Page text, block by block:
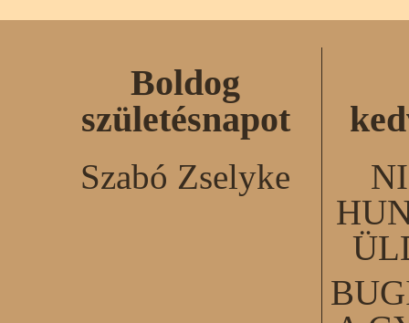
Boldog
születésnapot
Szabó Zselyke